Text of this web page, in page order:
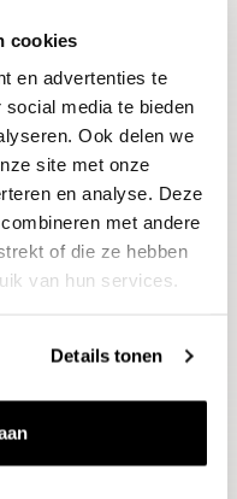
cookies
en advertenties te
media te bieden
Ook delen we
site met onze
en analyse. Deze
met andere
of die ze hebben
van hun services.
Details tonen
en